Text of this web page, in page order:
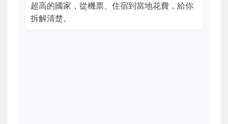
超高的國家，從機票、住宿到當地花費，給你
拆解清楚。